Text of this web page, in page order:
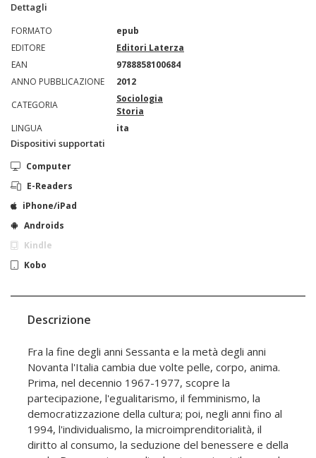
Dettagli
FORMATO
epub
EDITORE
Editori Laterza
EAN
9788858100684
ANNO PUBBLICAZIONE
2012
CATEGORIA
Sociologia
Storia
LINGUA
ita
Dispositivi supportati
Computer
E-Readers
iPhone/iPad
Androids
Kindle
Kobo
Descrizione
Fra la fine degli anni Sessanta e la metà degli anni
Novanta l'Italia cambia due volte pelle, corpo, anima.
Prima, nel decennio 1967-1977, scopre la
partecipazione, l'egualitarismo, il femminismo, la
democratizzazione della cultura; poi, negli anni fino al
1994, l'individualismo, la microimprenditorialità, il
diritto al consumo, la seduzione del benessere e della